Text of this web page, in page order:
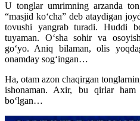
U tonglar umrimning arzanda
“masjid koʻcha” deb ataydigan
tovushi yangrab turadi. Huddi
tuyaman. Oʻsha sohir va
goʻyo. Aniq bilaman, olis
onamday sogʻingan…
Ha, otam azon chaqirgan
ishonaman. Axir, bu qirlar ham
boʻlgan…